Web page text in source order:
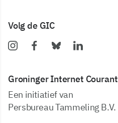
Volg de GIC
Groninger Internet Courant
Een initiatief van
Persbureau Tammeling B.V.